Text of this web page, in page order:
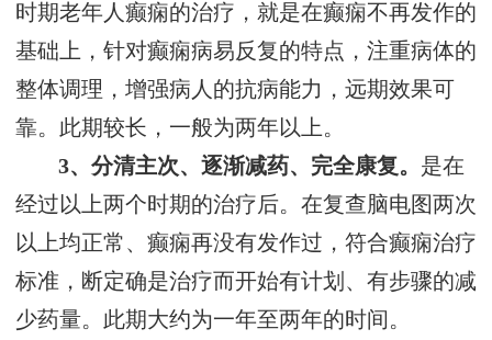
时期老年人癫痫的治疗，就是在癫痫不再发作的
基础上，针对癫痫病易反复的特点，注重病体的
整体调理，增强病人的抗病能力，远期效果可
靠。此期较长，一般为两年以上。
3、分清主次、逐渐减药、完全康复。 是在
经过以上两个时期的治疗后。在复查脑电图两次
以上均正常、癫痫再没有发作过，符合癫痫治疗
标准，断定确是治疗而开始有计划、有步骤的减
少药量。此期大约为一年至两年的时间。